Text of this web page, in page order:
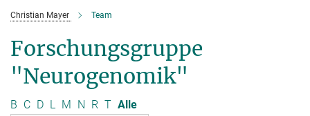
Christian Mayer Team
Forschungsgruppe
"Neurogenomik"
B C D L M N R T Alle